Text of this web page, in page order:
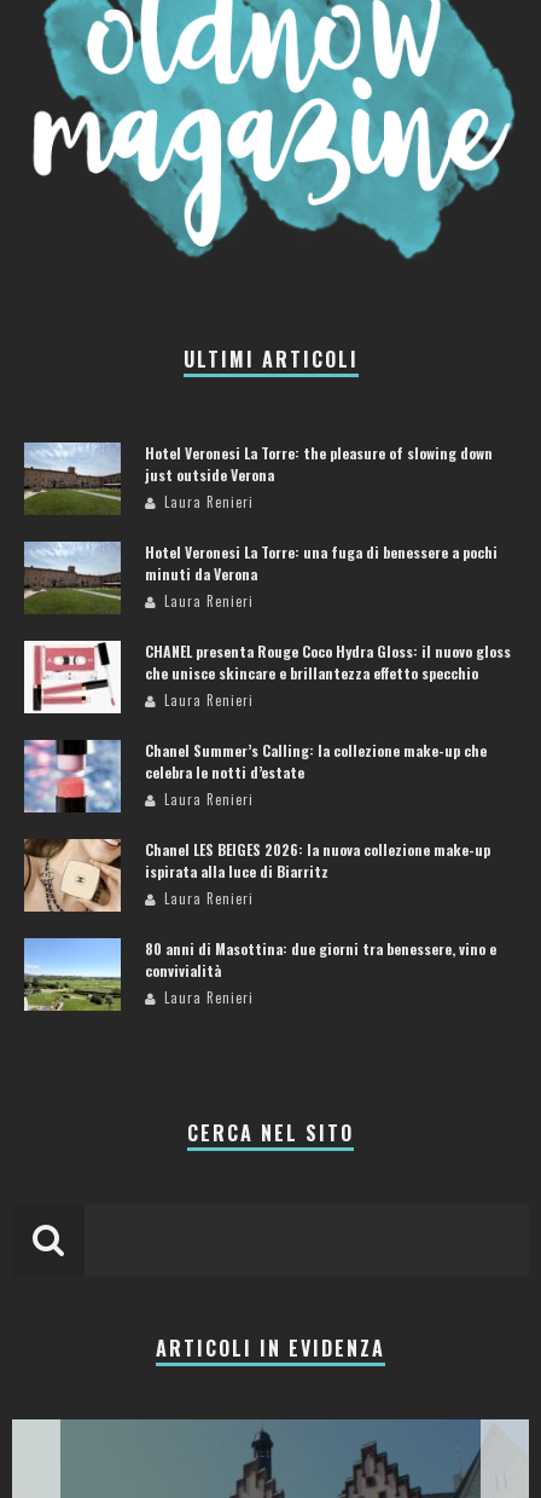
ULTIMI ARTICOLI
Hotel Veronesi La Torre: the pleasure of slowing down
just outside Verona
Laura Renieri
Hotel Veronesi La Torre: una fuga di benessere a pochi
minuti da Verona
Laura Renieri
CHANEL presenta Rouge Coco Hydra Gloss: il nuovo gloss
che unisce skincare e brillantezza effetto specchio
Laura Renieri
Chanel Summer’s Calling: la collezione make-up che
celebra le notti d’estate
Laura Renieri
Chanel LES BEIGES 2026: la nuova collezione make-up
ispirata alla luce di Biarritz
Laura Renieri
80 anni di Masottina: due giorni tra benessere, vino e
convivialità
Laura Renieri
CERCA NEL SITO
ARTICOLI IN EVIDENZA